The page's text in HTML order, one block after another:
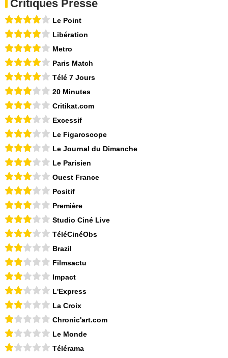
Critiques Presse
Le Point
Libération
Metro
Paris Match
Télé 7 Jours
20 Minutes
Critikat.com
Excessif
Le Figaroscope
Le Journal du Dimanche
Le Parisien
Ouest France
Positif
Première
Studio Ciné Live
TéléCinéObs
Brazil
Filmsactu
Impact
L'Express
La Croix
Chronic'art.com
Le Monde
Télérama